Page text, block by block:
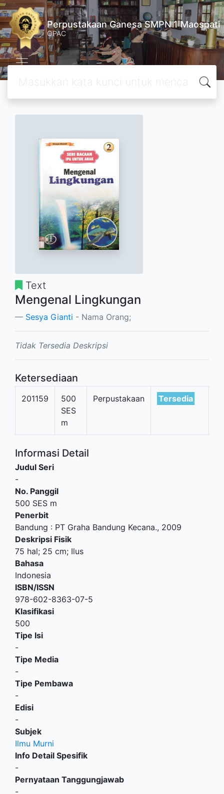
Perpustakaan Ganesa SMPN 1 Maospati
OPAC
Text
Mengenal Lingkungan
Sesya Gianti - Nama Orang;
Tidak Tersedia Deskripsi
Ketersediaan
201159
500
SES
m
Perpustakaan Tersedia
Informasi Detail
Judul Seri
-
No. Panggil
500 SES m
Penerbit
Bandung : PT Graha Bandung Kecana., 2009
Deskripsi Fisik
75 hal; 25 cm; Ilus
Bahasa
Indonesia
ISBN/ISSN
978-602-8363-07-5
Klasifikasi
500
Tipe Isi
-
Tipe Media
-
Tipe Pembawa
-
Edisi
-
Subjek
Ilmu Murni
Info Detail Spesifik
-
Pernyataan Tanggungjawab
-